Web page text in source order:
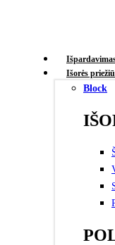
Išorės
Block